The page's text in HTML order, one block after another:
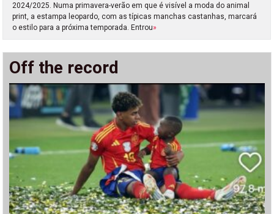
2024/2025. Numa primavera-verão em que é visível a moda do animal
print, a estampa leopardo, com as típicas manchas castanhas, marcará
o estilo para a próxima temporada. Entrou»
Off the record